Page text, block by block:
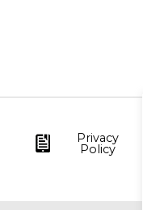
Privacy
Policy